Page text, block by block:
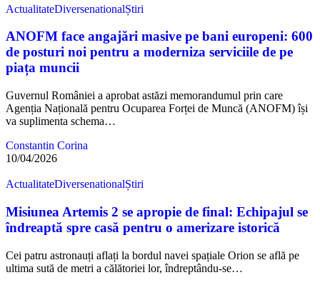
ActualitateDiversenationalȘtiri
ANOFM face angajări masive pe bani europeni: 600
de posturi noi pentru a moderniza serviciile de pe
piața muncii
Guvernul României a aprobat astăzi memorandumul prin care
Agenția Națională pentru Ocuparea Forței de Muncă (ANOFM) își
va suplimenta schema…
Constantin Corina
10/04/2026
ActualitateDiversenationalȘtiri
Misiunea Artemis 2 se apropie de final: Echipajul se
îndreaptă spre casă pentru o amerizare istorică
Cei patru astronauți aflați la bordul navei spațiale Orion se află pe
ultima sută de metri a călătoriei lor, îndreptându-se…